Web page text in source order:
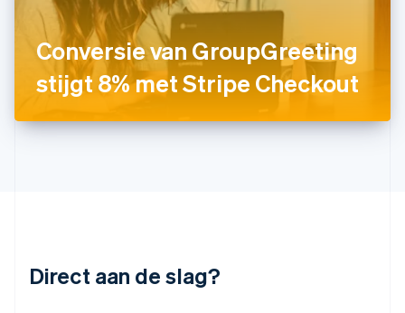
Conversie van GroupGreeting
stijgt 8% met Stripe Checkout
Direct aan de slag?
Kroatië
EnglishItaliano
Letland
English
Liechtenstein
Deutsch
Litouwen
Mexico
Español English